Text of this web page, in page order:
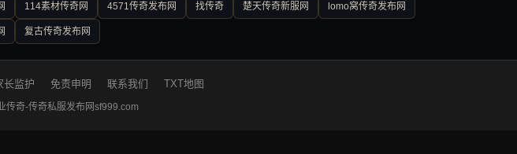
114素材传奇网 4571传奇发布网 找传奇 楚天传奇新服网 lomo窝传奇发布网
复古传奇发布网
长监护 免责申明 联系我们 TXT地图
传奇-传奇私服发布网sf999.com